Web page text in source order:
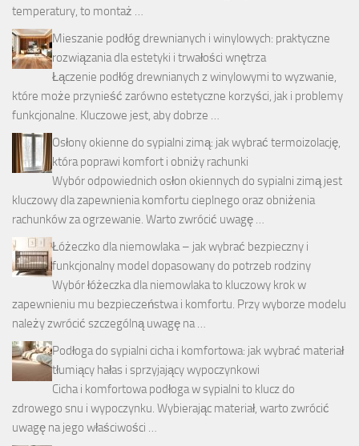
temperatury, to montaż …
Mieszanie podłóg drewnianych i winylowych: praktyczne
rozwiązania dla estetyki i trwałości wnętrza
Łączenie podłóg drewnianych z winylowymi to wyzwanie,
które może przynieść zarówno estetyczne korzyści, jak i problemy
funkcjonalne. Kluczowe jest, aby dobrze …
Osłony okienne do sypialni zimą: jak wybrać termoizolację,
która poprawi komfort i obniży rachunki
Wybór odpowiednich osłon okiennych do sypialni zimą jest
kluczowy dla zapewnienia komfortu cieplnego oraz obniżenia
rachunków za ogrzewanie. Warto zwrócić uwagę …
Łóżeczko dla niemowlaka – jak wybrać bezpieczny i
funkcjonalny model dopasowany do potrzeb rodziny
Wybór łóżeczka dla niemowlaka to kluczowy krok w
zapewnieniu mu bezpieczeństwa i komfortu. Przy wyborze modelu
należy zwrócić szczególną uwagę na …
Podłoga do sypialni cicha i komfortowa: jak wybrać materiał
tłumiący hałas i sprzyjający wypoczynkowi
Cicha i komfortowa podłoga w sypialni to klucz do
zdrowego snu i wypoczynku. Wybierając materiał, warto zwrócić
uwagę na jego właściwości …